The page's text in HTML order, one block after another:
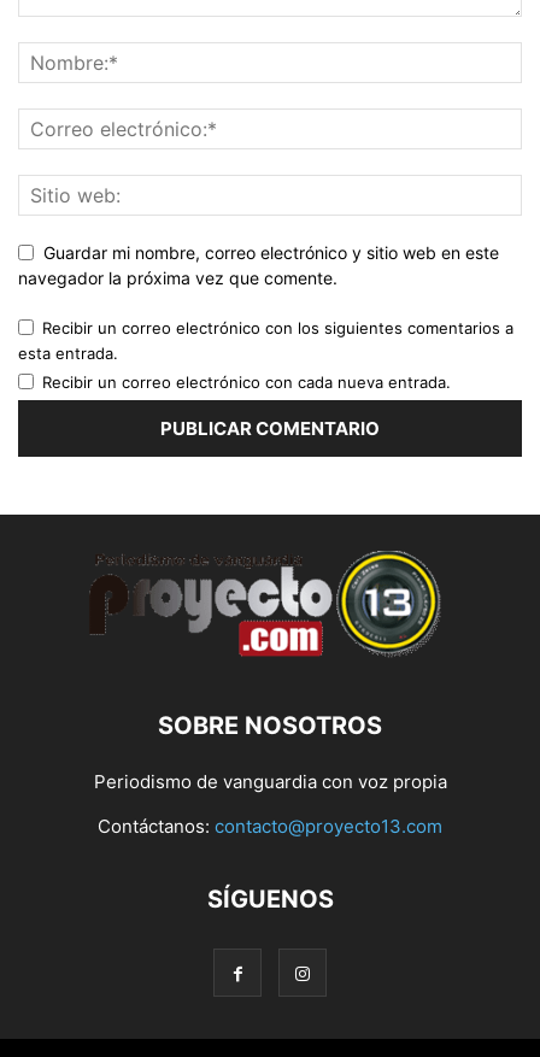
Guardar mi nombre, correo electrónico y sitio web en este
navegador la próxima vez que comente.
Recibir un correo electrónico con los siguientes comentarios a
esta entrada.
Recibir un correo electrónico con cada nueva entrada.
SOBRE NOSOTROS
Periodismo de vanguardia con voz propia
Contáctanos: contacto@proyecto13.com
SÍGUENOS